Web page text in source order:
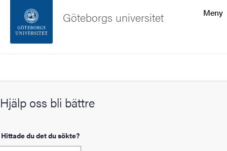
Sidfoten
Om webbplatsen
Meny
Göteborgs universitet
Hjälp oss bli bättre
Hittade du det du sökte?